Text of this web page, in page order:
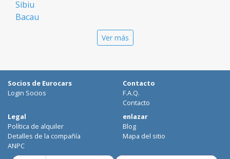
Sibiu
Bacau
Galati
Suceava
Focsani
Targoviste
Ploiesti
Craiova
Ver más
Socios de Eurocars
Login Socios
Contacto
F.A.Q.
Contacto
Legal
Política de alquiler
Detalles de la compañía
ANPC
enlazar
Blog
Mapa del sitio